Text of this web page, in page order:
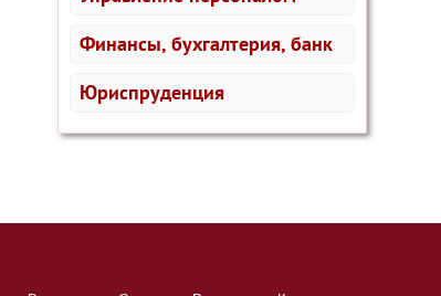
Финансы, бухгалтерия, банк
Юриспруденция